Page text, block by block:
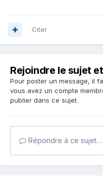
Citer
Rejoindre le sujet
Pour poster un message, il
vous avez un compte
publier dans ce sujet.
Répondre à ce sujet…